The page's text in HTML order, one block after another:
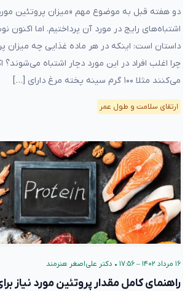
دو هفته قبل به موضوع مهم «میزان پروتئین
اشتباه‌های رایج در مورد آن پرداختیم. اما
داستان است: اینکه در هر ماده غذایی چه میزان
چرا اغلب افراد در این مورد دچار اشتباه می‌شوند؟
می‌کنند مثلا ۱۰۰ گرم سینه پخته مرغ دارای […]
ارتقای سلامت و طول عمر
۱۶ مرداد ۱۴۰۲ – ۱۷:۵۶ • دکتر علی‌اصغر هنرمند
راهنمای کامل مقدار پروتئین مورد نیاز